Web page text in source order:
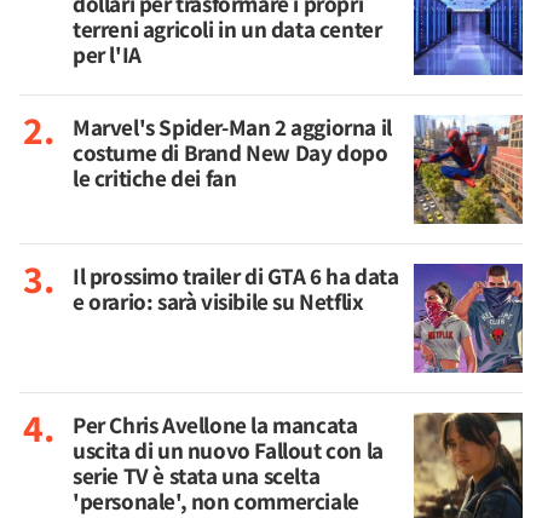
terreni agricoli in un data center
per l'IA
Marvel's Spider-Man 2 aggiorna il
costume di Brand New Day dopo
le critiche dei fan
Il prossimo trailer di GTA 6 ha data
e orario: sarà visibile su Netflix
Per Chris Avellone la mancata
uscita di un nuovo Fallout con la
serie TV è stata una scelta
'personale', non commerciale